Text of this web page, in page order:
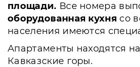
площади. Все номера
оборудованная кухня со
населения имеются
Апартаменты находятся
Кавказские горы.